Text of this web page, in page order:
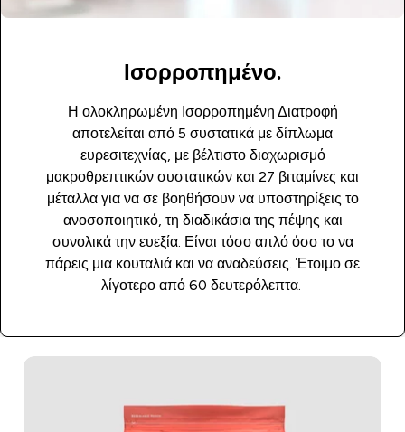
Ισορροπημένο.
Η ολοκληρωμένη Ισορροπημένη Διατροφή
αποτελείται από 5 συστατικά με δίπλωμα
ευρεσιτεχνίας, με βέλτιστο διαχωρισμό
μακροθρεπτικών συστατικών και 27 βιταμίνες και
μέταλλα για να σε βοηθήσουν να υποστηρίξεις το
ανοσοποιητικό, τη διαδικάσια της πέψης και
συνολικά την ευεξία. Είναι τόσο απλό όσο το να
πάρεις μια κουταλιά και να αναδεύσεις. Έτοιμο σε
λίγοτερο από 60 δευτερόλεπτα.